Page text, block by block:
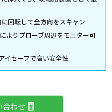
回転して全方向をスキャン
よりプローブ周辺をモニター可
イセーフで高い安全性
合わせ